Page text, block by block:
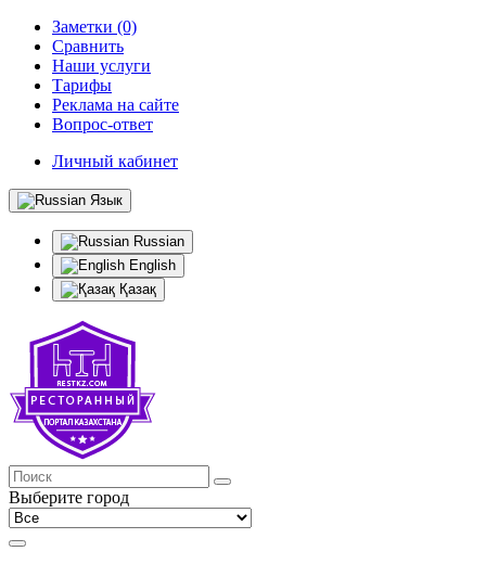
Заметки (0)
Сравнить
Наши услуги
Тарифы
Реклама на сайте
Вопрос-ответ
Личный кабинет
Язык
Russian
English
Қазақ
Выберите город